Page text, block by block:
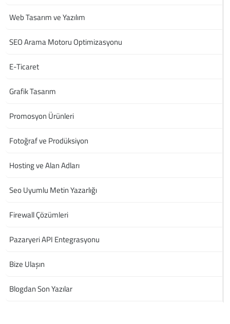
Web Tasarım ve Yazılım
SEO Arama Motoru Optimizasyonu
E-Ticaret
Grafik Tasarım
Promosyon Ürünleri
Fotoğraf ve Prodüksiyon
Hosting ve Alan Adları
Seo Uyumlu Metin Yazarlığı
Firewall Çözümleri
Pazaryeri API Entegrasyonu
Bize Ulaşın
Blogdan Son Yazılar